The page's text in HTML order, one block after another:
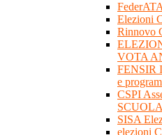
Elezioni
Rinnovo
VOTA
FENSIR
e
CSPI
SCUOLA
SISA
elezioni